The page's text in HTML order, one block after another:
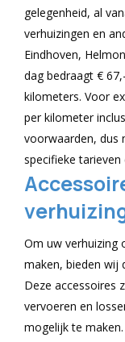
gelegenheid, al
verhuizingen en
Eindhoven,
dag bedraagt €
kilometers. Voor
per kilometer
voorwaarden, dus
specifieke tarieven
Om uw verhuizing
maken, bieden wij
Deze accessoires
vervoeren en
mogelijk te